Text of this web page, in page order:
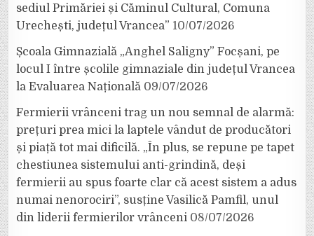
sediul Primăriei și Căminul Cultural, Comuna
Urechești, județul Vrancea” 10/07/2026
Școala Gimnazială „Anghel Saligny” Focșani, pe
locul I între școlile gimnaziale din județul Vrancea
la Evaluarea Națională 09/07/2026
Fermierii vrânceni trag un nou semnal de alarmă:
prețuri prea mici la laptele vândut de producători
și piață tot mai dificilă. „În plus, se repune pe tapet
chestiunea sistemului anti-grindină, deși
fermierii au spus foarte clar că acest sistem a adus
numai nenorociri”, susține Vasilică Pamfil, unul
din liderii fermierilor vrânceni 08/07/2026